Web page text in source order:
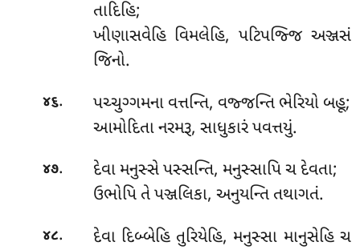
તાદિહિ;
ખીણાસવેહિ વિમલેહિ, પટિપજ્જિ અઞ્જસં
જિનો.
૪૬. પચ્ચુગ્ગમના વત્તન્તિ, વજ્જન્તિ ભેરિયો બહૂ;
આમોદિતા નરમરૂ, સાધુકારં પવત્તયું.
૪૭.
દેવા મનુસ્સે પસ્સન્તિ, મનુસ્સાપિ ચ દેવતા;
ઉભોપિ તે પઞ્જલિકા, અનુયન્તિ તથાગતં.
૪૮.
દેવા દિબ્બેહિ તુરિયેહિ, મનુસ્સા માનુસેહિ ચ